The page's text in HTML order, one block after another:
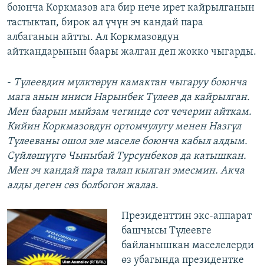
боюнча Коркмазов ага бир нече ирет кайрылганын
тастыктап, бирок ал үчүн эч кандай пара
албаганын айтты. Ал Коркмазовдун
айткандарынын баары жалган деп жокко чыгарды.
- Түлеевдин мүлктөрүн камактан чыгаруу боюнча
мага анын иниси Нарынбек Түлеев да кайрылган.
Мен баарын мыйзам чегинде сот чечерин айткам.
Кийин Коркмазовдун ортомчулугу менен Назгүл
Түлееваны ошол эле маселе боюнча кабыл алдым.
Сүйлөшүүгө Чыныбай Турсунбеков да катышкан.
Мен эч кандай пара талап кылган эмесмин. Акча
алды деген сөз болбогон жалаа.
Президенттин экс-аппарат
башчысы Түлеевге
байланышкан маселелерди
өз убагында президентке